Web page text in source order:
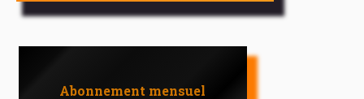
Abonnement mensuel